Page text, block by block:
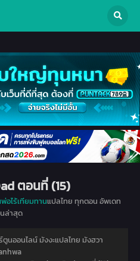
ตอนที่ (15)
อไร้เทียมทานแปลไทย ทุกตอน อัพเดท
ล่าสุด
นออนไลน์ มังงะแปลไทย มังฮวา